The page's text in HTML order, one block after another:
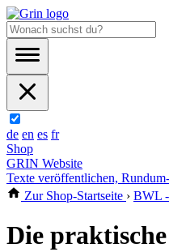
de en es fr
Shop
GRIN Website
Texte veröffentlichen,
Zur Shop-Startseite › BWL
Die